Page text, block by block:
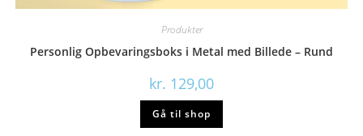
Produkter
Personlig Opbevaringsboks i Metal med Billede – Rund
kr. 129,00
Gå til shop